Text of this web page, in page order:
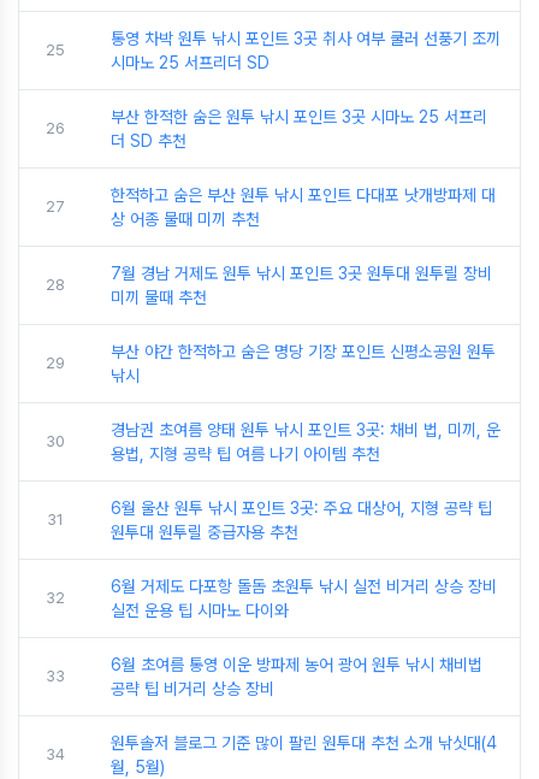
25
통영 차박 원투 낚시 포인트 3곳 취사 여부 쿨러 선풍기 조끼
시마노 25 서프리더 SD
26
부산 한적한 숨은 원투 낚시 포인트 3곳 시마노 25 서프리
더 SD 추천
27
한적하고 숨은 부산 원투 낚시 포인트 다대포 낫개방파제 대
상 어종 물때 미끼 추천
28
7월 경남 거제도 원투 낚시 포인트 3곳 원투대 원투릴 장비
미끼 물때 추천
29
부산 야간 한적하고 숨은 명당 기장 포인트 신평소공원 원투
낚시
30
경남권 초여름 양태 원투 낚시 포인트 3곳: 채비 법, 미끼, 운
용법, 지형 공략 팁 여름 나기 아이템 추천
31
6월 울산 원투 낚시 포인트 3곳: 주요 대상어, 지형 공략 팁
원투대 원투릴 중급자용 추천
32
6월 거제도 다포항 돌돔 초원투 낚시 실전 비거리 상승 장비
실전 운용 팁 시마노 다이와
33
6월 초여름 통영 이운 방파제 농어 광어 원투 낚시 채비법
공략 팁 비거리 상승 장비
34
원투솔저 블로그 기준 많이 팔린 원투대 추천 소개 낚싯대(4
월, 5월)